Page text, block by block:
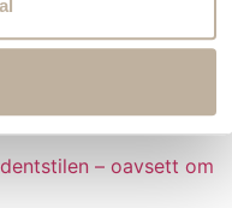
– så väljer du rätt
– oavsett om